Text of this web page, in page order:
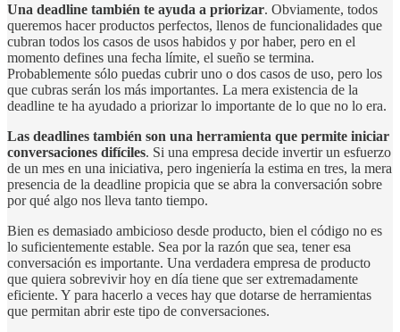
Una deadline también te ayuda a priorizar. Obviamente, todos
queremos hacer productos perfectos, llenos de funcionalidades que
cubran todos los casos de usos habidos y por haber, pero en el
momento defines una fecha límite, el sueño se termina.
Probablemente sólo puedas cubrir uno o dos casos de uso, pero los
que cubras serán los más importantes. La mera existencia de la
deadline te ha ayudado a priorizar lo importante de lo que no lo era.
Las deadlines también son una herramienta que permite iniciar
conversaciones difíciles. Si una empresa decide invertir un esfuerzo
de un mes en una iniciativa, pero ingeniería la estima en tres, la mera
presencia de la deadline propicia que se abra la conversación sobre
por qué algo nos lleva tanto tiempo.
Bien es demasiado ambicioso desde producto, bien el código no es
lo suficientemente estable. Sea por la razón que sea, tener esa
conversación es importante. Una verdadera empresa de producto
que quiera sobrevivir hoy en día tiene que ser extremadamente
eficiente. Y para hacerlo a veces hay que dotarse de herramientas
que permitan abrir este tipo de conversaciones.